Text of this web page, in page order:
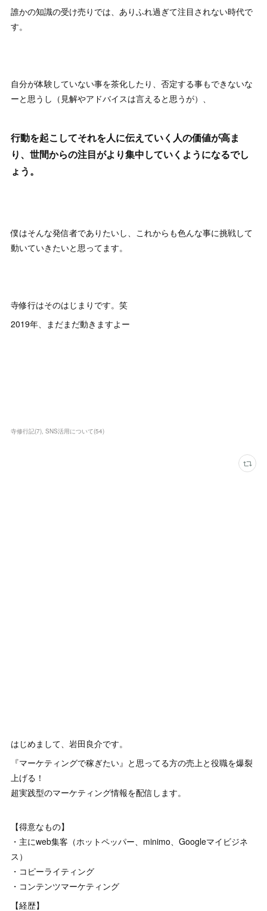
誰かの知識の受け売りでは、ありふれ過ぎて注目されない時代で
す。
自分が体験していない事を茶化したり、否定する事もできないな
ーと思うし（見解やアドバイスは言えると思うが）、
行動を起こしてそれを人に伝えていく人の価値が高ま
り、世間からの注目がより集中していくようになるでし
ょう。
僕はそんな発信者でありたいし、これからも色んな事に挑戦して
動いていきたいと思ってます。
寺修行はそのはじまりです。笑
2019年、まだまだ動きますよー
寺修行記(7) SNS活用について(54)
はじめまして、岩田良介です。
『マーケティングで稼ぎたい』と思ってる方の売上と役職を爆裂
上げる！
超実践型のマーケティング情報を配信します。
【得意なもの】
・主にweb集客（ホットペッパー、minimo、Googleマイビジネ
ス）
・コピーライティング
・コンテンツマーケティング
【経歴】